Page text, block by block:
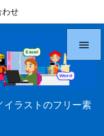
イラストのフリー素


わせ